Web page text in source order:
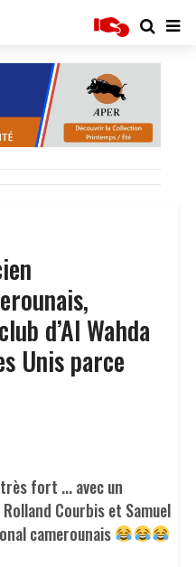
d’Al Wahda
Unis parce
fort ... avec un
Courbis et Samuel
camerounais